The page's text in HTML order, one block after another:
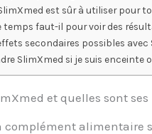
est sûr à utiliser pour
temps faut-il pour voir des
secondaires possibles avec
SlimXmed si je suis enceinte
et quelles sont
complément alimentaire